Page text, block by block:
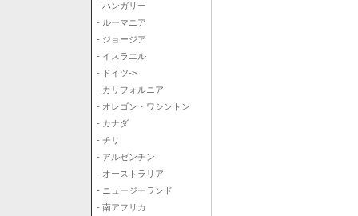
- ハンガリー
- ルーマニア
- ジョージア
- イスラエル
- ドイツ->
- カリフォルニア
- オレゴン・ワシントン
- カナダ
- チリ
- アルゼンチン
- オーストラリア
- ニュージーランド
- 南アフリカ